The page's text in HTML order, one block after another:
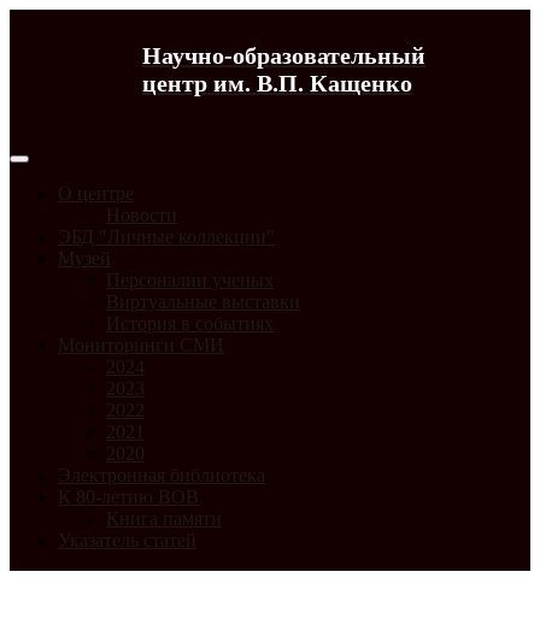
Научно-образовательный
центр им. В.П. Кащенко
О центре
Новости
ЭБД "Личные коллекции"
Музей
Персоналии ученых
Виртуальные выставки
История в событиях
Мониторинги СМИ
2024
2023
2022
2021
2020
Электронная библиотека
К 80-летию ВОВ
Книга памяти
Указатель статей